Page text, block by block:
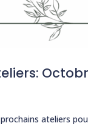
prochains ateliers